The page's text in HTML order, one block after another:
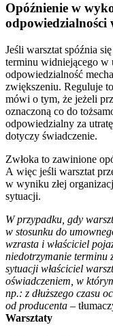
Opóźnienie w
odpowiedzialności
Jeśli warsztat spóźnia
terminu widniejącego w
odpowiedzialność
zwiększeniu. Reguluje
mówi o tym, że jeżeli
oznaczoną co do
odpowiedzialny za
dotyczy świadczenie.
Zwłoka to zawinione
A więc jeśli warsztat
w wyniku złej
sytuacji.
W przypadku, gdy
w stosunku do
wzrasta i właściciel
niedotrzymanie terminu
sytuacji właściciel
oświadczeniem, w
np.: z dłuższego czasu
od producenta –
Warsztaty